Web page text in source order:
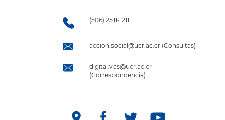
(506) 2511-1211
accion.social@ucr.ac.cr (Consultas)
digital.vas@ucr.ac.cr
(Correspondencia)